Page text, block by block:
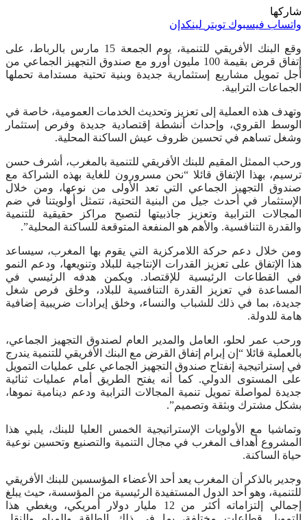
شاركها
واتساب فيسبوك تويتر لينكدإن
وقع البنك الأفريقي للتنمية، يوم الجمعة 15 مارس بالرباط، على
إتفاق قرض بقيمة 100 مليون أورو مع صندوق التجهيز الجماعي من
أجل تمويل مشاريع إستثمارية جديدة وبنية تحتية مستدامة تحملها
الجماعات الترابية.
وتهدف هذه العملية إلى تعزيز وتحديث الخدمات العمومية، خاصة في
الوسط القروي، وإحداث أنشطة إقتصادية جديدة وفرص إستثمار
وشغل تساهم في تحسين ظروف عيش الساكنة المحلية.
ورحب الممثل المقيم للبنك الأفريقي للتنمية بالمغرب، أشرف حسن
ترسيم، بهذا الإتفاق قائلا “نحن مسرورون للغاية بهذه الشراكة مع
صندوق التجهيز الجماعي التي تعد الأولى من نوعها، ومن خلال
الإستثمار في أحدث جيل من البنية التحتية، تتمثل أولويتنا في ضم
المجالات الترابية وتعزيز جاذبيتها لتصبح مراكز حقيقية للتنمية
والقدرة التنافسية. والأهم هو المنفعة المتوقعة للساكنة المحلية”.
ومن خلال دعم حركة اللامركزية التي يقوم بها المغرب، سيساعد
هذا الإتفاق على تعزيز القدرات الإنتاجية للبلاد وتنويعها، ودعم النمو
في القطاعات الرئيسية للإقتصاد. ويكمن هدفه الرئيسي في
المساعدة في تعزيز القدرة التنافسية للبلاد، وخلق فرص شغل
جديدة، بما في ذلك للشباب والنساء، وخلق إيرادات ضريبية إضافية
هامة للدولة.
ورحب عمر لحلو، العامل والمدير العام لصندوق التجهيز الجماعي،
بالعملية قائلا “إن إبرام إتفاق القرض مع البنك الأفريقي للتنمية يندرج
في إستراتيجية إنفتاح صندوق التجهيز الجماعي على عمليات التمويل
على المستوى الدولي. كما أنه يفتح الطريق أمام عمليات ثنائية
جديدة لمواصلة تمويل تنمية المجالات الترابية ودعم دينامية نموها،
بشكل مشترك وبثقة وتصميم”.
وتماشيا مع الأولويات الإستراتيجية الخمس العليا للبنك، يلبي هذا
المشروع أهداف المغرب في مجال التنمية والتصنيع وتحسين نوعية
حياة الساكنة.
وجدير بالذكر أن المغرب يعد أحد الأعضاء المؤسسين للبنك الأفريقي
للتنمية، وهو أحد الدول المستفيدة الرئيسية من المؤسسة، حيث يبلغ
إجمالي إلتزاماته أكثر من 12 مليار دولار أمريكي، ويغطي هذا